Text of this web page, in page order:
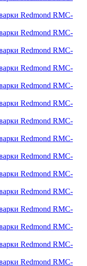
Redmond RMC-
Redmond RMC-
Redmond RMC-
Redmond RMC-
Redmond RMC-
Redmond RMC-
Redmond RMC-
Redmond RMC-
Redmond RMC-
Redmond RMC-
Redmond RMC-
Redmond RMC-
Redmond RMC-
Redmond RMC-
Redmond RMC-